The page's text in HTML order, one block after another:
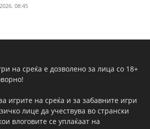
08:45
на среќа е дозволено за лица со 18+
игрите на среќа и за забавните игри
лице да учествува во странски
влоговите се уплаќаат на